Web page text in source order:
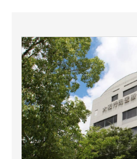
モノづくり技術者専門サイト
エレクトロニクス専門サイト
電子設計の基本と応用
エネルギーの専門メディア
建設×テクノロジーの最前線